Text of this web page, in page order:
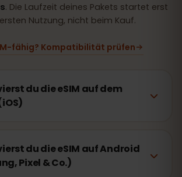
. Die Laufzeit deines Pakets startet erst
Nutzung, nicht beim Kauf.
fähig? Kompatibilität prüfen
du die eSIM auf dem
du die eSIM auf Android
Pixel & Co.)